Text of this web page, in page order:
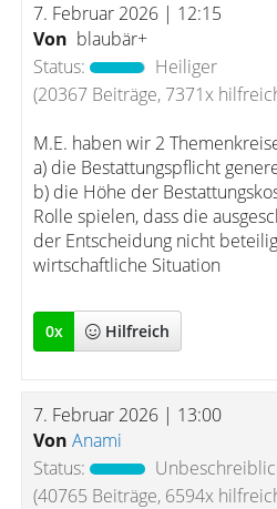
7. Februar 2026 | 12:15
Von blaubär+
Status:
Heiliger
(20367 Beiträge, 7371x
M.E. haben wir 2
a) die Bestattungspflicht
b) die Höhe der
Rolle spielen, dass die
der Entscheidung nicht
wirtschaftliche Situation
0x Hilfreich
7. Februar 2026 | 13:00
Von Anami
Status:
(40765 Beiträge, 6594x